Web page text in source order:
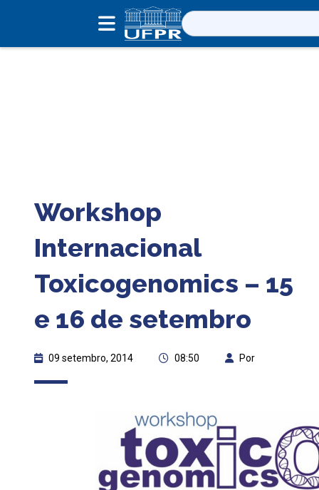
Pesquisar
por:
Workshop
Internacional
Toxicogenomics – 15
e 16 de setembro
09 setembro, 2014 08:50 Por